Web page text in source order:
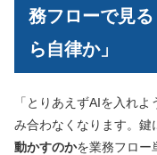
務フローで見
ら自律か」
「とりあえずAIを入れ
み合わなくなります。鍵
動かすのかを業務フロー